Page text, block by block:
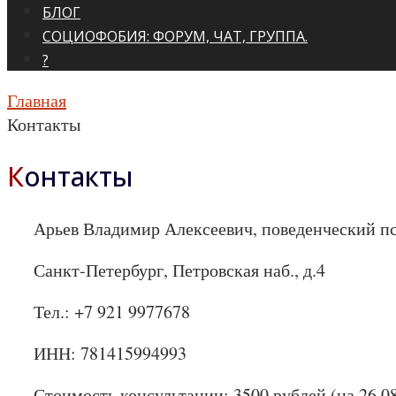
БЛОГ
СОЦИОФОБИЯ: ФОРУМ, ЧАТ, ГРУППА.
?
Главная
Контакты
Контакты
Арьев Владимир Алексеевич, поведенческий
Санкт-Петербург, Петровская наб., д.4
Тел.: +7 921 9977678
ИНН: 781415994993